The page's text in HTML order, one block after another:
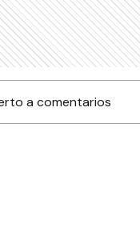
a comentarios